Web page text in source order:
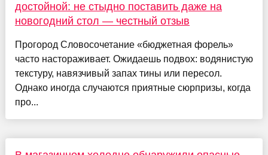
достойной: не стыдно поставить даже на
новогодний стол — честный отзыв
Прогород Словосочетание «бюджетная форель»
часто настораживает. Ожидаешь подвох: водянистую
текстуру, навязчивый запах тины или пересол.
Однако иногда случаются приятные сюрпризы, когда
про...